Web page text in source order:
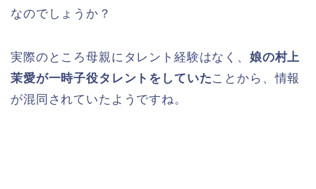
なのでしょうか？
実際のところ母親にタレント経験はなく、 娘の村上
茉愛が一時子役タレントをしていたことから、情報
が混同されていたようですね。